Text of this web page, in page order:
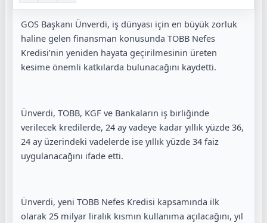
GOS Başkanı Ünverdi, iş dünyası için en büyük zorluk
haline gelen finansman konusunda TOBB Nefes
Kredisi’nin yeniden hayata geçirilmesinin üreten
kesime önemli katkılarda bulunacağını kaydetti.
Ünverdi, TOBB, KGF ve Bankaların iş birliğinde
verilecek kredilerde, 24 ay vadeye kadar yıllık yüzde 36,
24 ay üzerindeki vadelerde ise yıllık yüzde 34 faiz
uygulanacağını ifade etti.
Ünverdi, yeni TOBB Nefes Kredisi kapsamında ilk
olarak 25 milyar liralık kısmın kullanıma açılacağını, yıl